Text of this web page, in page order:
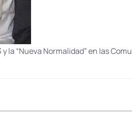
la “Nueva Normalidad” en las